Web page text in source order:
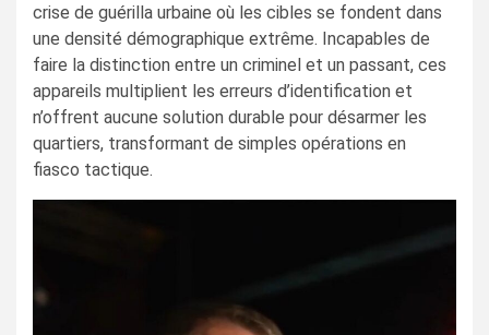
crise de guérilla urbaine où les cibles se fondent dans
une densité démographique extrême. Incapables de
faire la distinction entre un criminel et un passant, ces
appareils multiplient les erreurs d’identification et
n’offrent aucune solution durable pour désarmer les
quartiers, transformant de simples opérations en
fiasco tactique.